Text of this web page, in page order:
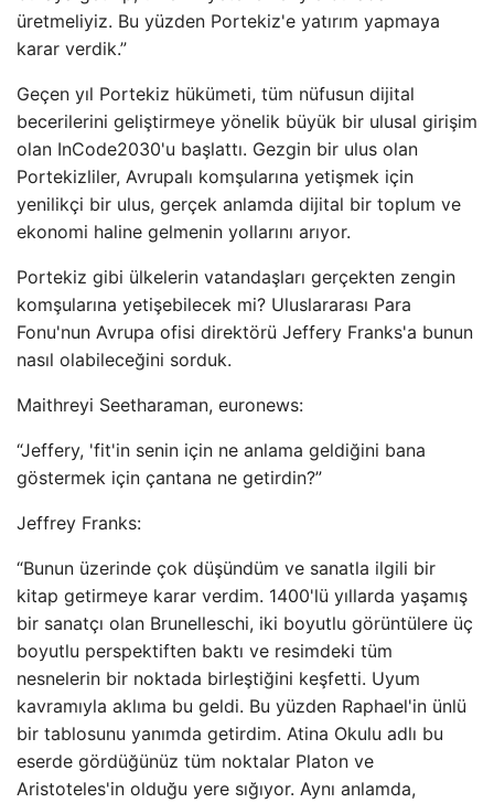
üretmeliyiz. Bu yüzden Portekiz'e yatırım yapmaya
karar verdik.”
Geçen yıl Portekiz hükümeti, tüm nüfusun dijital
becerilerini geliştirmeye yönelik büyük bir ulusal girişim
olan InCode2030'u başlattı. Gezgin bir ulus olan
Portekizliler, Avrupalı ​​komşularına yetişmek için
yenilikçi bir ulus, gerçek anlamda dijital bir toplum ve
ekonomi haline gelmenin yollarını arıyor.
Portekiz gibi ülkelerin vatandaşları gerçekten zengin
komşularına yetişebilecek mi? Uluslararası Para
Fonu'nun Avrupa ofisi direktörü Jeffery Franks'a bunun
nasıl olabileceğini sorduk.
Maithreyi Seetharaman, euronews:
“Jeffery, 'fit'in senin için ne anlama geldiğini bana
göstermek için çantana ne getirdin?”
Jeffrey Franks:
“Bunun üzerinde çok düşündüm ve sanatla ilgili bir
kitap getirmeye karar verdim. 1400'lü yıllarda yaşamış
bir sanatçı olan Brunelleschi, iki boyutlu görüntülere üç
boyutlu perspektiften baktı ve resimdeki tüm
nesnelerin bir noktada birleştiğini keşfetti. Uyum
kavramıyla aklıma bu geldi. Bu yüzden Raphael'in ünlü
bir tablosunu yanımda getirdim. Atina Okulu adlı bu
eserde gördüğünüz tüm noktalar Platon ve
Aristoteles'in olduğu yere sığıyor. Aynı anlamda,